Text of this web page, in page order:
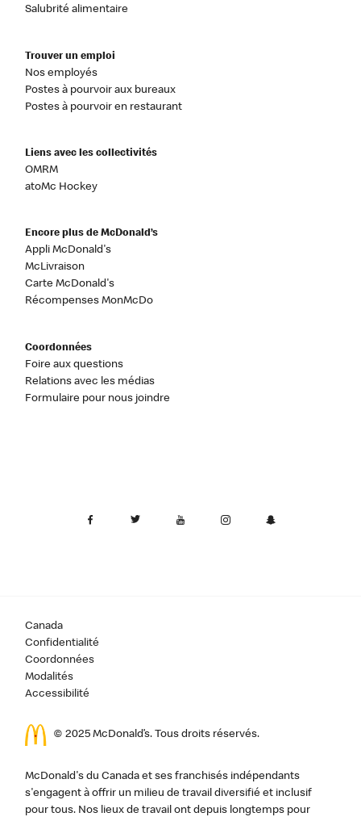
Salubrité alimentaire
Trouver un emploi
Nos employés
Postes à pourvoir aux bureaux
Postes à pourvoir en restaurant
Liens avec les collectivités
OMRM
atoMc Hockey
Encore plus de McDonald’s
Appli McDonald's
McLivraison
Carte McDonald's
Récompenses MonMcDo
Coordonnées
Foire aux questions
Relations avec les médias
Formulaire pour nous joindre
Canada
Confidentialité
Coordonnées
Modalités
Accessibilité
© 2025 McDonald’s. Tous droits réservés.
McDonald's du Canada et ses franchisés indépendants
s'engagent à offrir un milieu de travail diversifié et inclusif
pour tous. Nos lieux de travail ont depuis longtemps pour